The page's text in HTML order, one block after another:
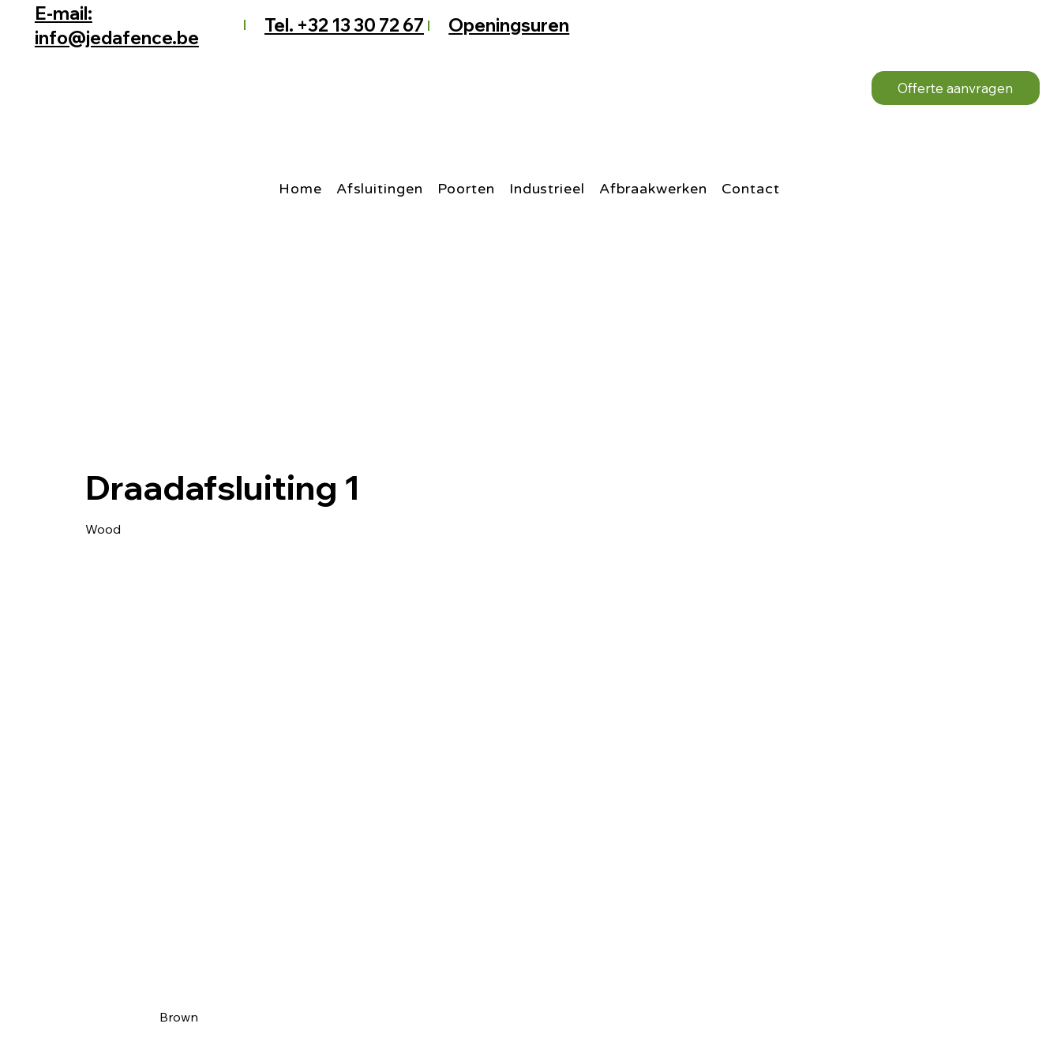
E-mail:
info@jedafence.be
Tel. +32 13 30 72 67 Openingsuren
Home Afsluitingen Poorten Industrieel Afbraakwerken Contact
Offerte aanvragen
Draadafsluiting 1
Wood
Brown